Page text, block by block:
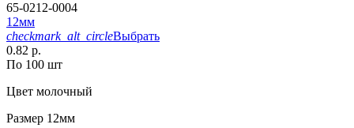
65-0212-0004
12мм
checkmark_alt_circleВыбрать
0.82 р.
По 100 шт
Цвет молочный
Размер 12мм